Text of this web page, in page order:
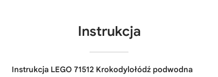
Instrukcja
Instrukcja LEGO 71512 Krokodylołódź podwodna